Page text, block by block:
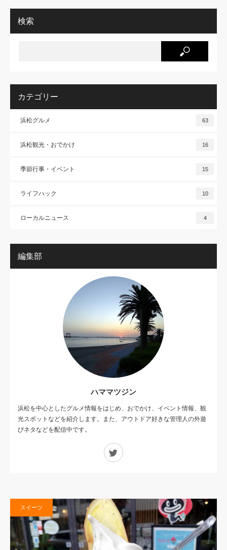
検索
カテゴリー
浜松グルメ 63
浜松観光・おでかけ 16
季節行事・イベント 15
ライフハック 10
ローカルニュース 4
編集部
ハママツジン
浜松を中心としたグルメ情報をはじめ、おでかけ、イベント情報、観
光スポットなどを紹介します。また、アウトドア好きな管理人の外遊
びネタなどを配信中です。
スイーツ